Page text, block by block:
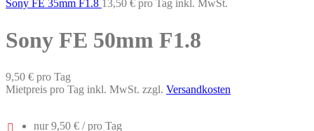
Sony FE 35mm F1.8 13,50 € pro Tag inkl. MwSt.
Sony FE 50mm F1.8
9,50 € pro Tag
Mietpreis pro Tag inkl. MwSt. zzgl. Versandkosten
nur9,50 € / pro Tag